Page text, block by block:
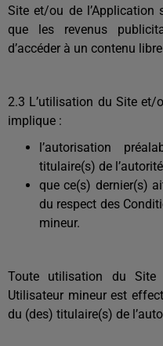
Site et/ou de
que les revenus
d’accéder à un contenu
2.3 L’utilisation du Site et/
implique :
l’autorisation
titulaire(s) de
que ce(s) dernier(s)
du respect des
mineur.
Toute utilisation du Site
Utilisateur mineur est
du (des) titulaire(s) de